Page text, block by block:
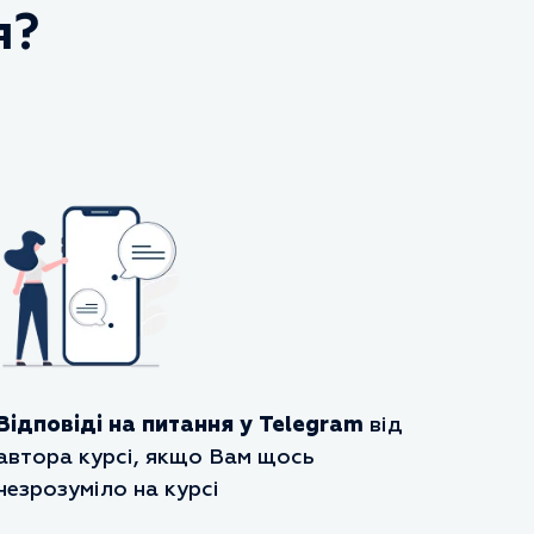
на питання у Telegram від
курсі, якщо Вам щось
на курсі